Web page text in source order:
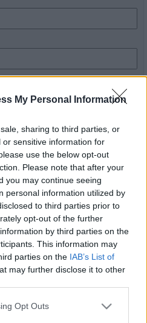
My Personal Information
sharing to third parties, or
sensitive information for
use the below opt-out
Please note that after your
you may continue seeing
personal information utilized by
to third parties prior to
opt-out of the further
by third parties on the
This information may
parties on the IAB’s List of
may further disclose it to other
app uses one or more Google
Opt Outs
jelent az 5. blokk új
a felülvizsgálat
vártunk: szombattól